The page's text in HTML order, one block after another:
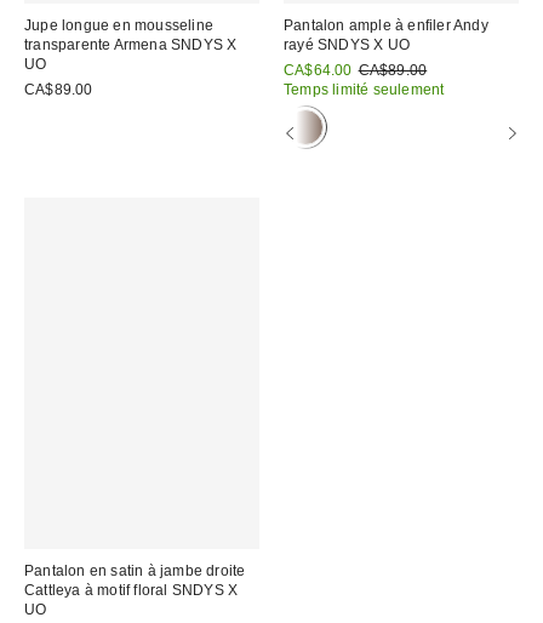
Jupe longue en mousseline
transparente Armena SNDYS X
UO
CA$89.00
Pantalon ample à enfiler Andy
rayé SNDYS X UO
Prix
soldé
CA$64.00 Prix
courant
CA$89.00
Temps limité seulement
Pantalon en satin à jambe droite
Cattleya à motif floral SNDYS X
UO